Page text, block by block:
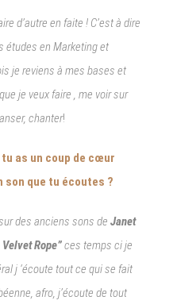
d’autre en faite ! C’est à dire
études en Marketing et
je reviens à mes bases et
je veux faire , me voir sur
chanter!
tu as un coup de cœur
que tu écoutes ?
des anciens sons de Janet
Rope”ces temps ci je
j ‘écoute tout ce qui se fait
afro, j’écoute de tout